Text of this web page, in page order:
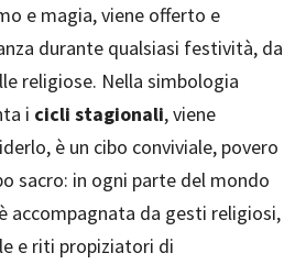
e magia, viene offerto e
durante qualsiasi festività, da
religiose. Nella simbologia
i cicli stagionali, viene
è un cibo conviviale, povero
sacro: in ogni parte del mondo
accompagnata da gesti religiosi,
e riti propiziatori di